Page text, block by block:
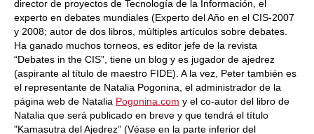
director de proyectos de Tecnología de la Información, el
experto en debates mundiales (Experto del Año en el CIS-2007
y 2008; autor de dos libros, múltiples artículos sobre debates.
Ha ganado muchos torneos, es editor jefe de la revista
“Debates in the CIS”, tiene un blog y es jugador de ajedrez
(aspirante al título de maestro FIDE). A la vez, Peter también es
el representante de Natalia Pogonina, el administrador de la
página web de Natalia Pogonina.com y el co-autor del libro de
Natalia que será publicado en breve y que tendrá el título
"Kamasutra del Ajedrez” (Véase en la parte inferior del